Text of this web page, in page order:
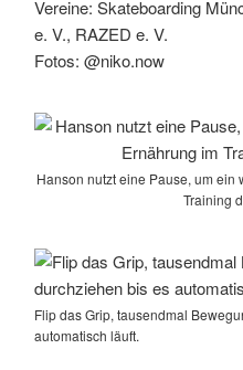
Vereine: Skateboarding
e. V., RAZED e. V.
Fotos: @niko.now
Hanson nutzt eine Pause, um
Training
Flip das Grip, tausendmal
automatisch läuft.